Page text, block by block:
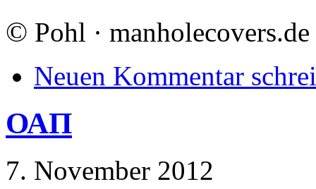
© Pohl · manholecovers.de
Neuen Kommentar
ΟΑΠ
7. November 2012